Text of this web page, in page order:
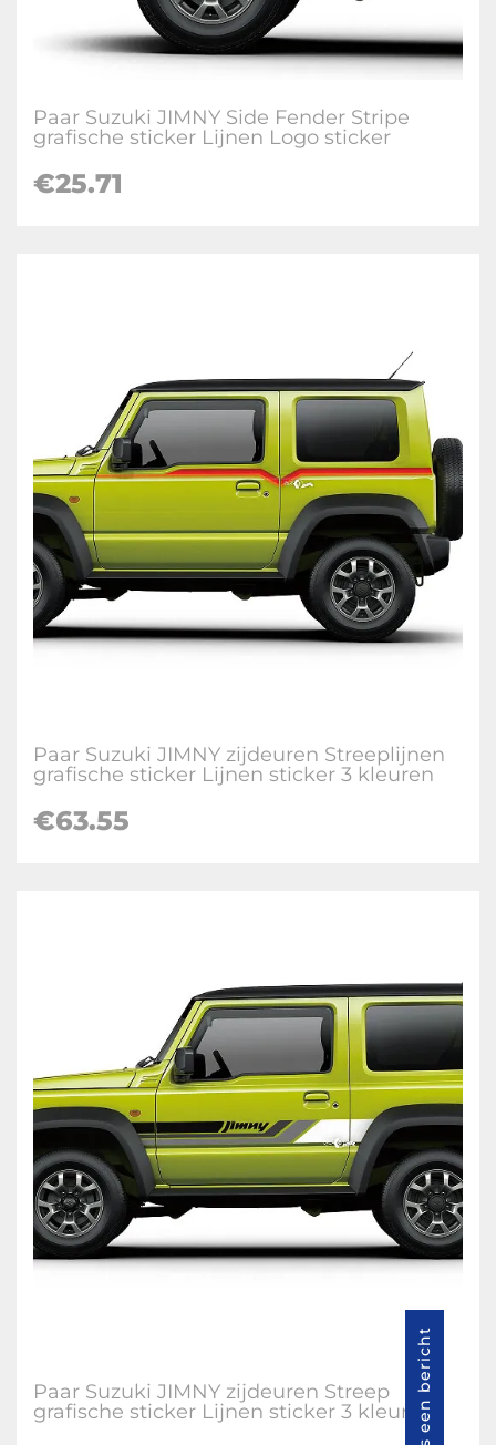
Paar Suzuki JIMNY Side Fender Stripe
grafische sticker Lijnen Logo sticker
€25.71
Paar Suzuki JIMNY zijdeuren Streeplijnen
grafische sticker Lijnen sticker 3 kleuren
€63.55
Paar Suzuki JIMNY zijdeuren Streep
grafische sticker Lijnen sticker 3 kleuren